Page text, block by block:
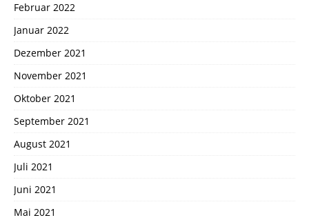
Februar 2022
Januar 2022
Dezember 2021
November 2021
Oktober 2021
September 2021
August 2021
Juli 2021
Juni 2021
Mai 2021